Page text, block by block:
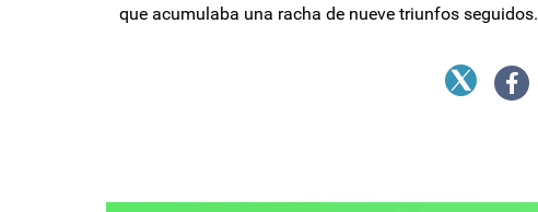
que acumulaba una racha de nueve triunfos seguidos.